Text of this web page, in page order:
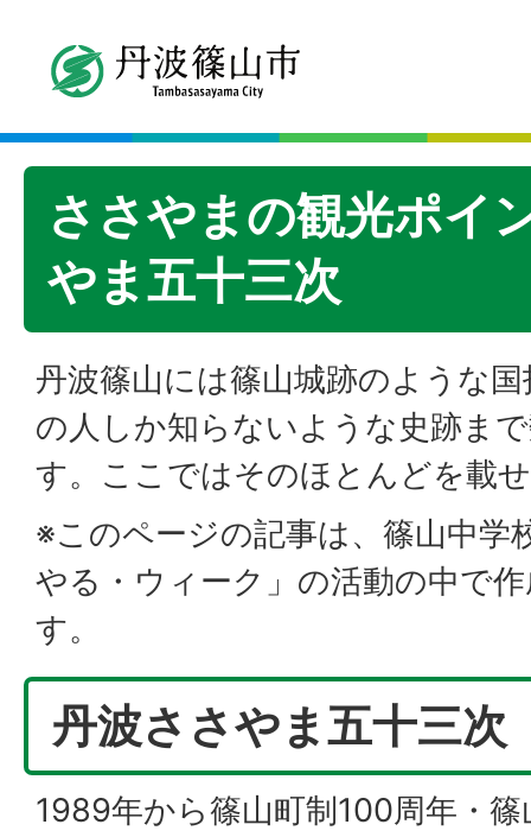
ささやまの観光ポイ
やま五十三次
丹波篠山には篠山城跡のような
の人しか知らないような史跡ま
す。ここではそのほとんどを載
※このページの記事は、篠山中学
やる・ウィーク」の活動の中で
す。
丹波ささやま五十三次
1989年から篠山町制100周年・